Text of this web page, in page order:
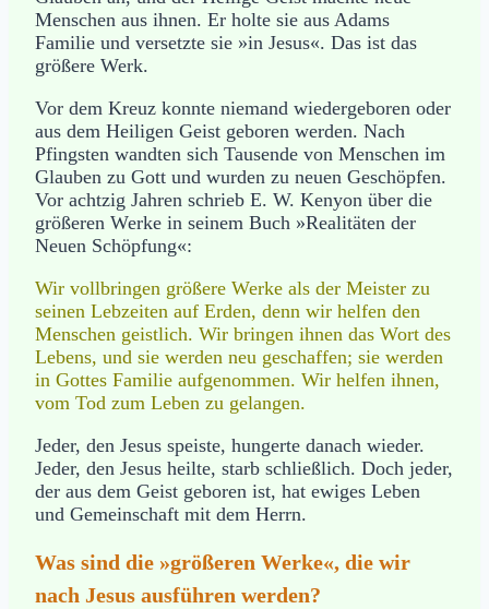
Menschen aus ihnen. Er holte sie aus Adams
Familie und versetzte sie »in Jesus«. Das ist das
größere Werk.
Vor dem Kreuz konnte niemand wiedergeboren oder
aus dem Heiligen Geist geboren werden. Nach
Pfingsten wandten sich Tausende von Menschen im
Glauben zu Gott und wurden zu neuen Geschöpfen.
Vor achtzig Jahren schrieb E. W. Kenyon über die
größeren Werke in seinem Buch »Realitäten der
Neuen Schöpfung«:
Wir vollbringen größere Werke als der Meister zu
seinen Lebzeiten auf Erden, denn wir helfen den
Menschen geistlich. Wir bringen ihnen das Wort des
Lebens, und sie werden neu geschaffen; sie werden
in Gottes Familie aufgenommen. Wir helfen ihnen,
vom Tod zum Leben zu gelangen.
Jeder, den Jesus speiste, hungerte danach wieder.
Jeder, den Jesus heilte, starb schließlich. Doch jeder,
der aus dem Geist geboren ist, hat ewiges Leben
und Gemeinschaft mit dem Herrn.
Was sind die »größeren Werke«, die wir
nach Jesus ausführen werden?